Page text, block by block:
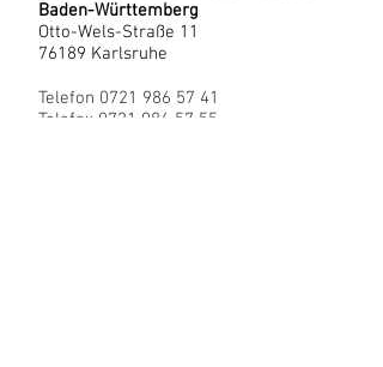
Baden-Württemberg
Otto-Wels-Straße 11
76189 Karlsruhe
Telefon 0721 986 57 41
Telefax 0721 986 57 55